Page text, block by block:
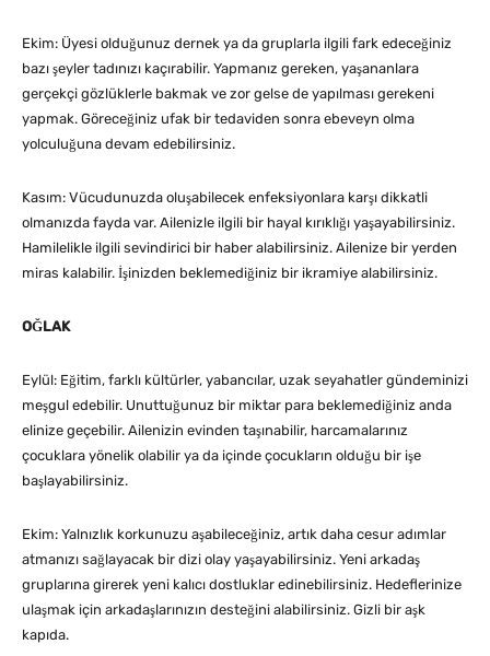
Ekim: Üyesi olduğunuz dernek ya da gruplarla ilgili fark edeceğiniz
bazı şeyler tadınızı kaçırabilir. Yapmanız gereken, yaşananlara
gerçekçi gözlüklerle bakmak ve zor gelse de yapılması gerekeni
yapmak. Göreceğiniz ufak bir tedaviden sonra ebeveyn olma
yolculuğuna devam edebilirsiniz.
Kasım: Vücudunuzda oluşabilecek enfeksiyonlara karşı dikkatli
olmanızda fayda var. Ailenizle ilgili bir hayal kırıklığı yaşayabilirsiniz.
Hamilelikle ilgili sevindirici bir haber alabilirsiniz. Ailenize bir yerden
miras kalabilir. İşinizden beklemediğiniz bir ikramiye alabilirsiniz.
OĞLAK
Eylül: Eğitim, farklı kültürler, yabancılar, uzak seyahatler gündeminizi
meşgul edebilir. Unuttuğunuz bir miktar para beklemediğiniz anda
elinize geçebilir. Ailenizin evinden taşınabilir, harcamalarınız
çocuklara yönelik olabilir ya da içinde çocukların olduğu bir işe
başlayabilirsiniz.
Ekim: Yalnızlık korkunuzu aşabileceğiniz, artık daha cesur adımlar
atmanızı sağlayacak bir dizi olay yaşayabilirsiniz. Yeni arkadaş
gruplarına girerek yeni kalıcı dostluklar edinebilirsiniz. Hedeflerinize
ulaşmak için arkadaşlarınızın desteğini alabilirsiniz. Gizli bir aşk
kapıda.